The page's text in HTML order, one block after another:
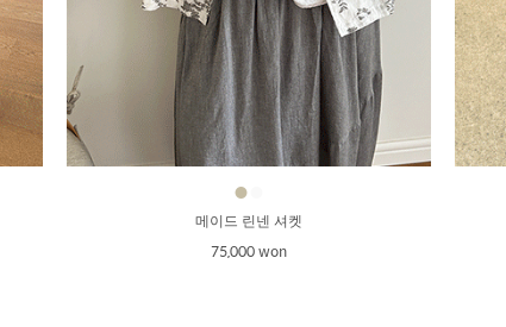
●
메이드 린넨 셔켓
75,000 won